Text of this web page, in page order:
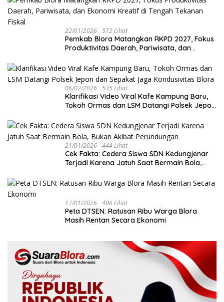
22/01/2026 572 Lihat
‎Pemkab Blora Matangkan RKPD 2027, Fokus
Produktivitas Daerah, Pariwisata, dan
06/02/2026 535 Lihat
‎Klarifikasi Video Viral Kafe Kampung Baru,
Tokoh Ormas dan LSM Datangi Polsek Jepon
21/01/2026 444 Lihat
Cek Fakta: Cedera Siswa SDN Kedungjenar
Terjadi Karena Jatuh Saat Bermain Bola,
17/01/2026 406 Lihat
‎Peta DTSEN: Ratusan Ribu Warga Blora
Masih Rentan Secara Ekonomi